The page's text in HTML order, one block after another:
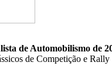
de Automobilismo de
de Competição e Rally